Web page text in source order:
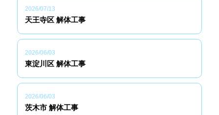
2026/07/13
天王寺区 解体工事
2026/06/03
東淀川区 解体工事
2026/06/03
茨木市 解体工事